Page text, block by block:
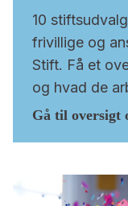
10
frivillige og
Stift. Få et
og hvad de
Gå til oversigt